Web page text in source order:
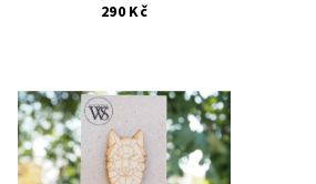
290 Kč